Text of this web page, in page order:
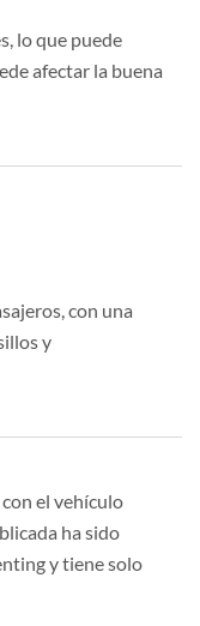
lo que puede
afectar la buena
con una
y
el vehículo
ha sido
y tiene solo